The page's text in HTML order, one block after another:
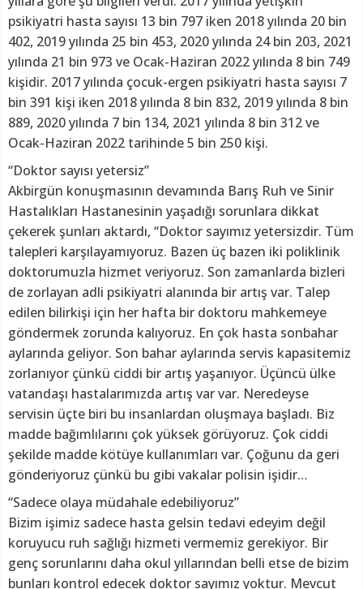
psikiyatri hasta sayısı 13 bin 797 iken 2018 yılında 20 bin
402, 2019 yılında 25 bin 453, 2020 yılında 24 bin 203, 2021
yılında 21 bin 973 ve Ocak-Haziran 2022 yılında 8 bin 749
kişidir. 2017 yılında çocuk-ergen psikiyatri hasta sayısı 7
bin 391 kişi iken 2018 yılında 8 bin 832, 2019 yılında 8 bin
889, 2020 yılında 7 bin 134, 2021 yılında 8 bin 312 ve
Ocak-Haziran 2022 tarihinde 5 bin 250 kişi.
“Doktor sayısı yetersiz”
Akbirgün konuşmasının devamında Barış Ruh ve Sinir
Hastalıkları Hastanesinin yaşadığı sorunlara dikkat
çekerek şunları aktardı, “Doktor sayımız yetersizdir. Tüm
talepleri karşılayamıyoruz. Bazen üç bazen iki poliklinik
doktorumuzla hizmet veriyoruz. Son zamanlarda bizleri
de zorlayan adli psikiyatri alanında bir artış var. Talep
edilen bilirkişi için her hafta bir doktoru mahkemeye
göndermek zorunda kalıyoruz. En çok hasta sonbahar
aylarında geliyor. Son bahar aylarında servis kapasitemiz
zorlanıyor çünkü ciddi bir artış yaşanıyor. Üçüncü ülke
vatandaşı hastalarımızda artış var var. Neredeyse
servisin üçte biri bu insanlardan oluşmaya başladı. Biz
madde bağımlılarını çok yüksek görüyoruz. Çok ciddi
şekilde madde kötüye kullanımları var. Çoğunu da geri
gönderiyoruz çünkü bu gibi vakalar polisin işidir…
“Sadece olaya müdahale edebiliyoruz”
Bizim işimiz sadece hasta gelsin tedavi edeyim değil
koruyucu ruh sağlığı hizmeti vermemiz gerekiyor. Bir
genç sorunlarını daha okul yıllarından belli etse de bizim
bunları kontrol edecek doktor sayımız yoktur. Mevcut